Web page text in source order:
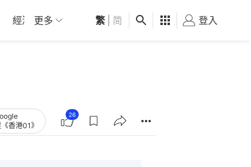
經濟 01深圳 觀點 健康 好食玩飛
更多 繁 简 登入
香港01》
26